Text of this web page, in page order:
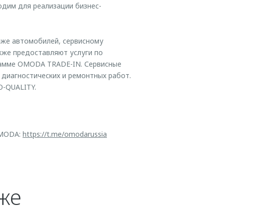
для реализации бизнес-
автомобилей, сервисному
предоставляют услуги по
OMODA TRADE-IN. Сервисные
и ремонтных работ.
QUALITY.
https://t.me/omodarussia